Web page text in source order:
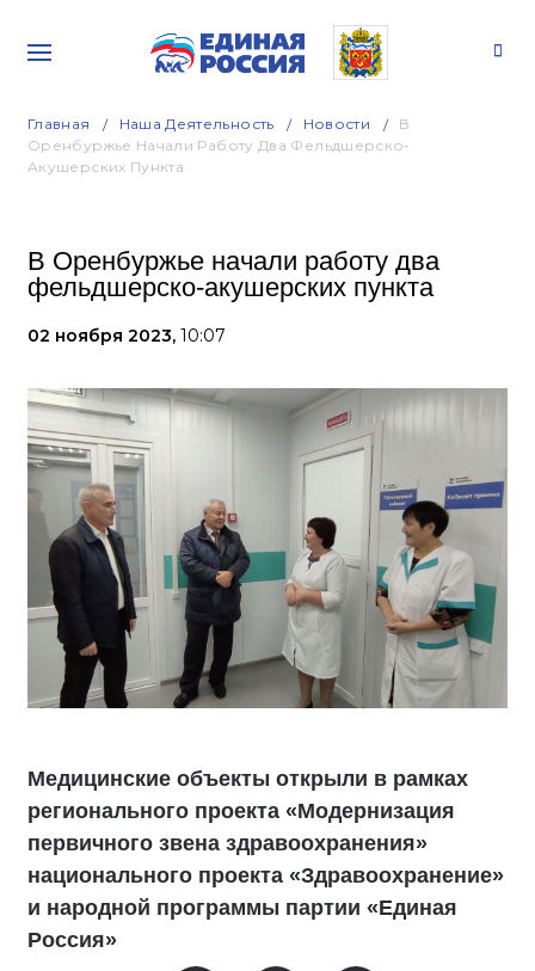
Главная Наша Деятельность Новости
В
Оренбуржье Начали Работу Два Фельдшерско-
Акушерских Пункта
В Оренбуржье начали работу два
фельдшерско-акушерских пункта
02 ноября 2023, 10:07
Медицинские объекты открыли в рамках
регионального проекта «Модернизация
первичного звена здравоохранения»
национального проекта «Здравоохранение»
и народной программы партии «Единая
Россия»